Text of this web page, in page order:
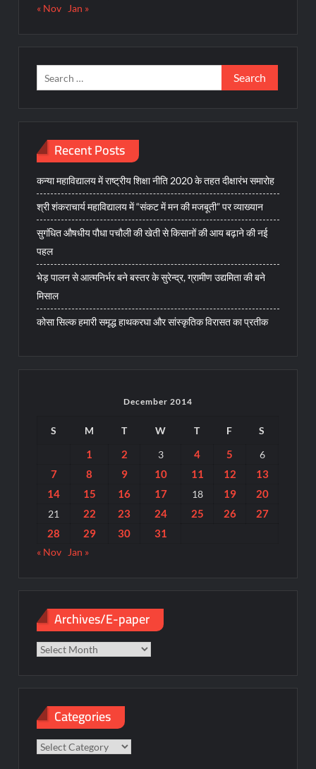
« Nov Jan »
Search
for:
Recent Posts
कन्या महाविद्यालय में राष्ट्रीय शिक्षा नीति 2020 के तहत दीक्षारंभ समारोह
श्री शंकराचार्य महाविद्यालय में “संकट में मन की मजबूती” पर व्याख्यान
सुगंधित औषधीय पौधा पचौली की खेती से किसानों की आय बढ़ाने की नई
पहल
भेड़ पालन से आत्मनिर्भर बने बस्तर के सुरेन्द्र, ग्रामीण उद्यमिता की बने
मिसाल
कोसा सिल्क हमारी समृद्ध हाथकरघा और सांस्कृतिक विरासत का प्रतीक
December 2014
S M T W T F S
1 2 3 4 5 6
7 8 9 10 11 12
13
14
15 16 17 18 19 20
21 22 23 24 25 26
27
28
29 30 31
« Nov Jan »
Archives/E-paper
Categories
Categories